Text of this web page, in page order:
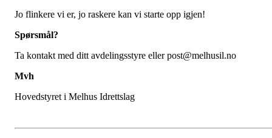
Jo flinkere vi er, jo raskere kan vi starte opp igjen!
Spørsmål?
Ta kontakt med ditt avdelingsstyre eller post@melhusil.no
Mvh
Hovedstyret i Melhus Idrettslag